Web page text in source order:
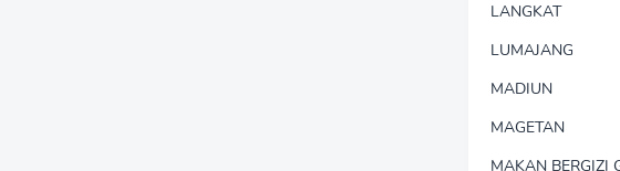
LANGKAT
LUMAJANG
MADIUN
MAGETAN
MAKAN BERGIZI